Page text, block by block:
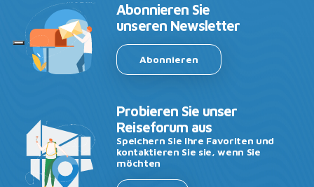
Abonnieren Sie
unseren Newsletter
Abonnieren
Probieren Sie unser
Reiseforum aus
Speichern Sie Ihre Favoriten und
kontaktieren Sie sie, wenn Sie
möchten